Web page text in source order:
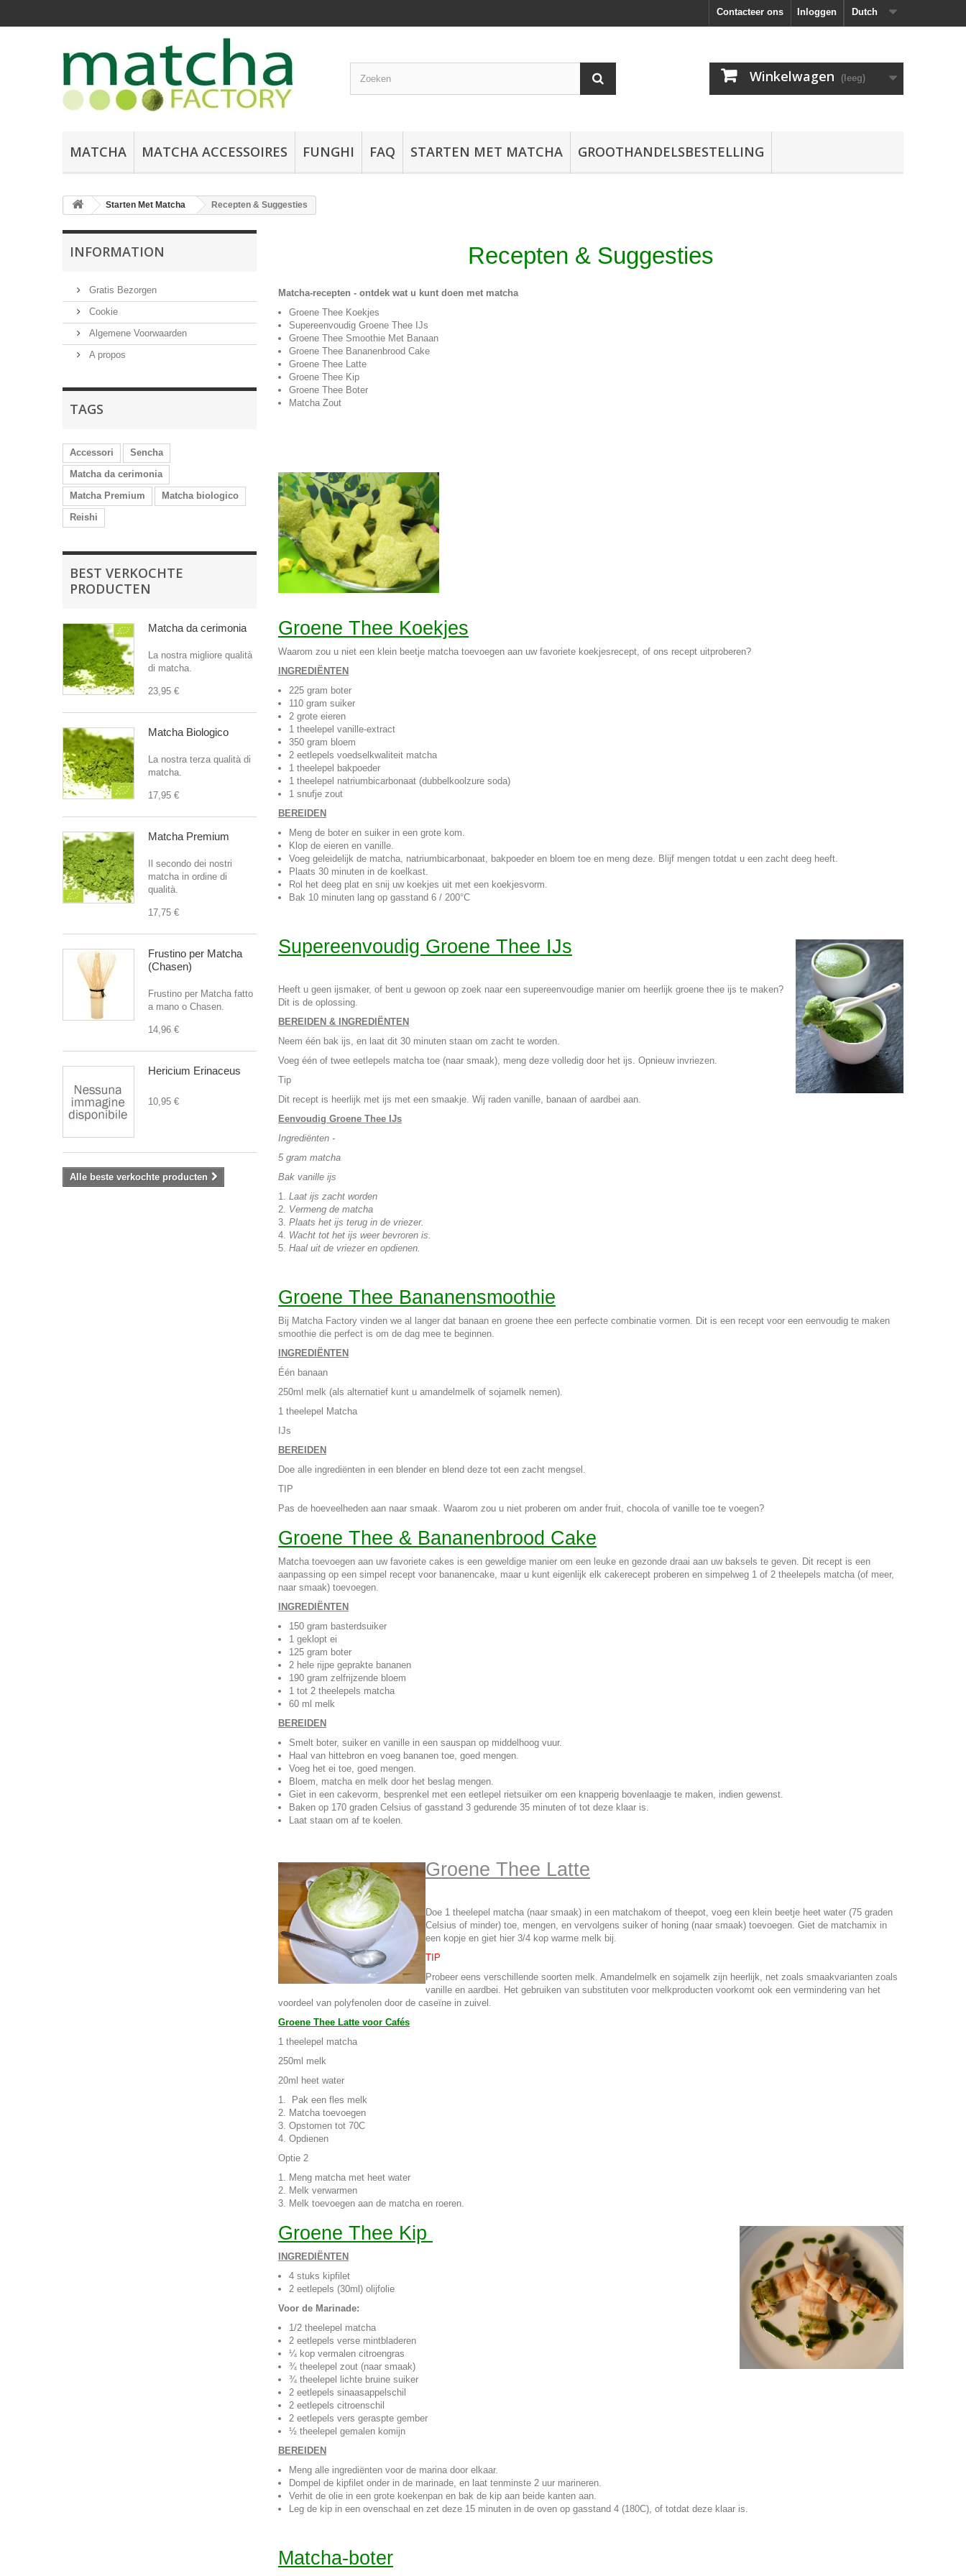
Dutch
Inloggen
Contacteer ons
Winkelwagen (leeg)
MATCHA MATCHA ACCESSOIRES FUNGHI FAQ STARTEN MET MATCHA GROOTHANDELSBESTELLING
Starten Met Matcha Recepten & Suggesties
INFORMATION
Gratis Bezorgen
Cookie
Algemene Voorwaarden
A propos
TAGS
Accessori
Sencha
Matcha da cerimonia
Matcha Premium
Matcha biologico
Reishi
BEST VERKOCHTE
PRODUCTEN
Matcha da cerimonia
La nostra migliore qualità
di matcha.
23,95 €
Matcha Biologico
La nostra terza qualità di
matcha.
17,95 €
Matcha Premium
Il secondo dei nostri
matcha in ordine di
qualità.
17,75 €
Frustino per Matcha
(Chasen)
Frustino per Matcha fatto
a mano o Chasen.
14,96 €
Hericium Erinaceus
10,95 €
Alle beste verkochte producten
Recepten & Suggesties
Matcha-recepten - ontdek wat u kunt doen met matcha
Groene Thee Koekjes
Supereenvoudig Groene Thee IJs
Groene Thee Smoothie Met Banaan
Groene Thee Bananenbrood Cake
Groene Thee Latte
Groene Thee Kip
Groene Thee Boter
Matcha Zout
Groene Thee Koekjes
Waarom zou u niet een klein beetje matcha toevoegen aan uw favoriete koekjesrecept, of ons recept uitproberen?
INGREDIËNTEN
225 gram boter
110 gram suiker
2 grote eieren
1 theelepel vanille-extract
350 gram bloem
2 eetlepels voedselkwaliteit matcha
1 theelepel bakpoeder
1 theelepel natriumbicarbonaat (dubbelkoolzure soda)
1 snufje zout
BEREIDEN
Meng de boter en suiker in een grote kom.
Klop de eieren en vanille.
Voeg geleidelijk de matcha, natriumbicarbonaat, bakpoeder en bloem toe en meng deze. Blijf mengen totdat u een zacht deeg heeft.
Plaats 30 minuten in de koelkast.
Rol het deeg plat en snij uw koekjes uit met een koekjesvorm.
Bak 10 minuten lang op gasstand 6 / 200°C
Supereenvoudig Groene Thee IJs
Heeft u geen ijsmaker, of bent u gewoon op zoek naar een supereenvoudige manier om heerlijk groene thee ijs te maken?
Dit is de oplossing.
BEREIDEN & INGREDIËNTEN
Neem één bak ijs, en laat dit 30 minuten staan om zacht te worden.
Voeg één of twee eetlepels matcha toe (naar smaak), meng deze volledig door het ijs. Opnieuw invriezen.
Tip
Dit recept is heerlijk met ijs met een smaakje. Wij raden vanille, banaan of aardbei aan.
Eenvoudig Groene Thee IJs
Ingrediënten -
5 gram matcha
Bak vanille ijs
Laat ijs zacht worden
Vermeng de matcha
Plaats het ijs terug in de vriezer.
Wacht tot het ijs weer bevroren is.
Haal uit de vriezer en opdienen.
Groene Thee Bananensmoothie
Bij Matcha Factory vinden we al langer dat banaan en groene thee een perfecte combinatie vormen. Dit is een recept voor een eenvoudig te maken
smoothie die perfect is om de dag mee te beginnen.
INGREDIËNTEN
Één banaan
250ml melk (als alternatief kunt u amandelmelk of sojamelk nemen).
1 theelepel Matcha
IJs
BEREIDEN
Doe alle ingrediënten in een blender en blend deze tot een zacht mengsel.
TIP
Pas de hoeveelheden aan naar smaak. Waarom zou u niet proberen om ander fruit, chocola of vanille toe te voegen?
Groene Thee & Bananenbrood Cake
Matcha toevoegen aan uw favoriete cakes is een geweldige manier om een leuke en gezonde draai aan uw baksels te geven. Dit recept is een
aanpassing op een simpel recept voor bananencake, maar u kunt eigenlijk elk cakerecept proberen en simpelweg 1 of 2 theelepels matcha (of meer,
naar smaak) toevoegen.
INGREDIËNTEN
150 gram basterdsuiker
1 geklopt ei
125 gram boter
2 hele rijpe geprakte bananen
190 gram zelfrijzende bloem
1 tot 2 theelepels matcha
60 ml melk
BEREIDEN
Smelt boter, suiker en vanille in een sauspan op middelhoog vuur.
Haal van hittebron en voeg bananen toe, goed mengen.
Voeg het ei toe, goed mengen.
Bloem, matcha en melk door het beslag mengen.
Giet in een cakevorm, besprenkel met een eetlepel rietsuiker om een knapperig bovenlaagje te maken, indien gewenst.
Baken op 170 graden Celsius of gasstand 3 gedurende 35 minuten of tot deze klaar is.
Laat staan om af te koelen.
Groene Thee Latte
Doe 1 theelepel matcha (naar smaak) in een matchakom of theepot, voeg een klein beetje heet water (75 graden
Celsius of minder) toe, mengen, en vervolgens suiker of honing (naar smaak) toevoegen. Giet de matchamix in
een kopje en giet hier 3/4 kop warme melk bij.
TIP
Probeer eens verschillende soorten melk. Amandelmelk en sojamelk zijn heerlijk, net zoals smaakvarianten zoals
vanille en aardbei. Het gebruiken van substituten voor melkproducten voorkomt ook een vermindering van het
voordeel van polyfenolen door de caseïne in zuivel.
Groene Thee Latte voor Cafés
1 theelepel matcha
250ml melk
20ml heet water
Pak een fles melk
Matcha toevoegen
Opstomen tot 70C
Opdienen
Optie 2
Meng matcha met heet water
Melk verwarmen
Melk toevoegen aan de matcha en roeren.
Groene Thee Kip
INGREDIËNTEN
4 stuks kipfilet
2 eetlepels (30ml) olijfolie
Voor de Marinade:
1/2 theelepel matcha
2 eetlepels verse mintbladeren
¼ kop vermalen citroengras
¾ theelepel zout (naar smaak)
¾ theelepel lichte bruine suiker
2 eetlepels sinaasappelschil
2 eetlepels citroenschil
2 eetlepels vers geraspte gember
½ theelepel gemalen komijn
BEREIDEN
Meng alle ingrediënten voor de marina door elkaar.
Dompel de kipfilet onder in de marinade, en laat tenminste 2 uur marineren.
Verhit de olie in een grote koekenpan en bak de kip aan beide kanten aan.
Leg de kip in een ovenschaal en zet deze 15 minuten in de oven op gasstand 4 (180C), of totdat deze klaar is.
Matcha-boter